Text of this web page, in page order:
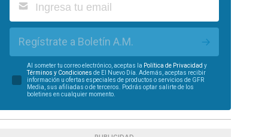
Regístrate a Boletín A.M.
Al someter tu correo electrónico, aceptas la Política de Privacidad y
Términos y Condiciones de El Nuevo Día. Además, aceptas recibir
información u ofertas especiales de productos o servicios de GFR
Media, sus afiliadas o de terceros. Podrás optar salirte de los
boletines en cualquier momento.